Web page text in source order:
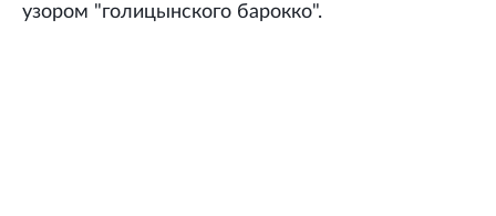
узором "голицынского барокко".